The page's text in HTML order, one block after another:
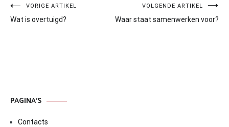
Bericht
navigatie
VORIGE ARTIKEL
Wat is overtuigd?
VOLGENDE ARTIKEL
Waar staat samenwerken voor?
PAGINA’S
Contacts